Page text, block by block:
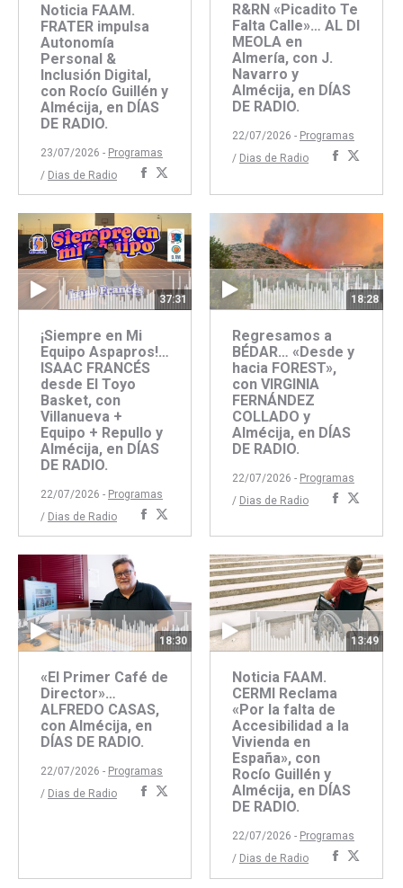
Noticia FAAM.
FRATER impulsa
Autonomía
Personal &
Inclusión Digital,
con Rocío Guillén y
Almécija, en DÍAS
DE RADIO.
23/07/2026 - Programas
/ Dias de Radio
Compartir
con
Facebook
con
Twitter
R&RN «Picadito Te
Falta Calle»… AL DI
MEOLA en
Almería, con J.
Navarro y
Almécija, en DÍAS
DE RADIO.
22/07/2026 - Programas
/ Dias de Radio
Compartir
37:31
¡Siempre en Mi
Equipo Aspapros!…
ISAAC FRANCÉS
desde El Toyo
Basket, con
Villanueva +
Equipo + Repullo y
Almécija, en DÍAS
DE RADIO.
22/07/2026 - Programas
/ Dias de Radio
Compartir
con
Facebook
con
Twitter
18:28
Regresamos a
BÉDAR… «Desde y
hacia FOREST»,
con VIRGINIA
FERNÁNDEZ
COLLADO y
Almécija, en DÍAS
DE RADIO.
22/07/2026 - Programas
/ Dias de Radio
Compartir
18:30
«El Primer Café de
Director»…
ALFREDO CASAS,
con Almécija, en
DÍAS DE RADIO.
22/07/2026 - Programas
/ Dias de Radio
Compartir
13:49
Noticia FAAM.
CERMI Reclama
«Por la falta de
Accesibilidad a la
Vivienda en
España», con
Rocío Guillén y
Almécija, en DÍAS
DE RADIO.
22/07/2026 - Programas
/ Dias de Radio
Compartir
concon